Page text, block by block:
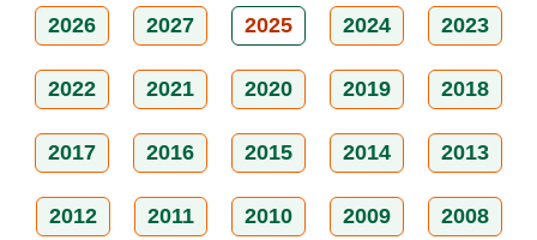
2026 2027 2025 2024 2023
2022 2021 2020 2019 2018
2017 2016 2015 2014 2013
2012 2011 2010 2009 2008